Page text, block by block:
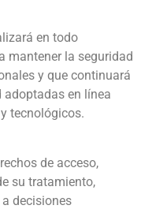
en todo
mantener la seguridad
y que continuará
en línea
tecnológicos.
de acceso,
su tratamiento,
decisiones